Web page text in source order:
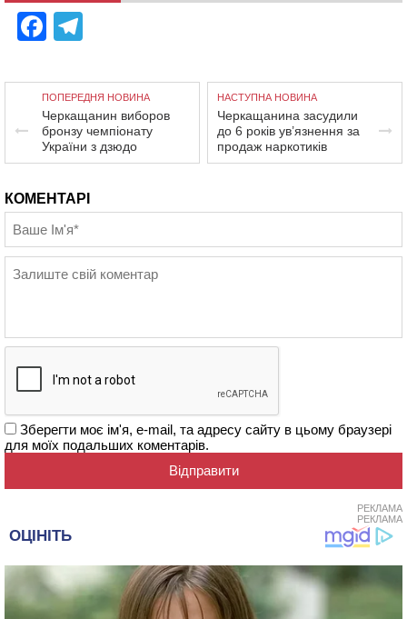
Facebook
ПОПЕРЕДНЯ НОВИНА
Черкащанин виборов
бронзу чемпіонату
України з дзюдо
НАСТУПНА НОВИНА
Черкащанина засудили
до 6 років ув’язнення за
продаж наркотиків
КОМЕНТАРІ
Зберегти моє ім'я, e-mail, та адресу сайту в цьому браузері
для моїх подальших коментарів.
РЕКЛАМА
РЕКЛАМА